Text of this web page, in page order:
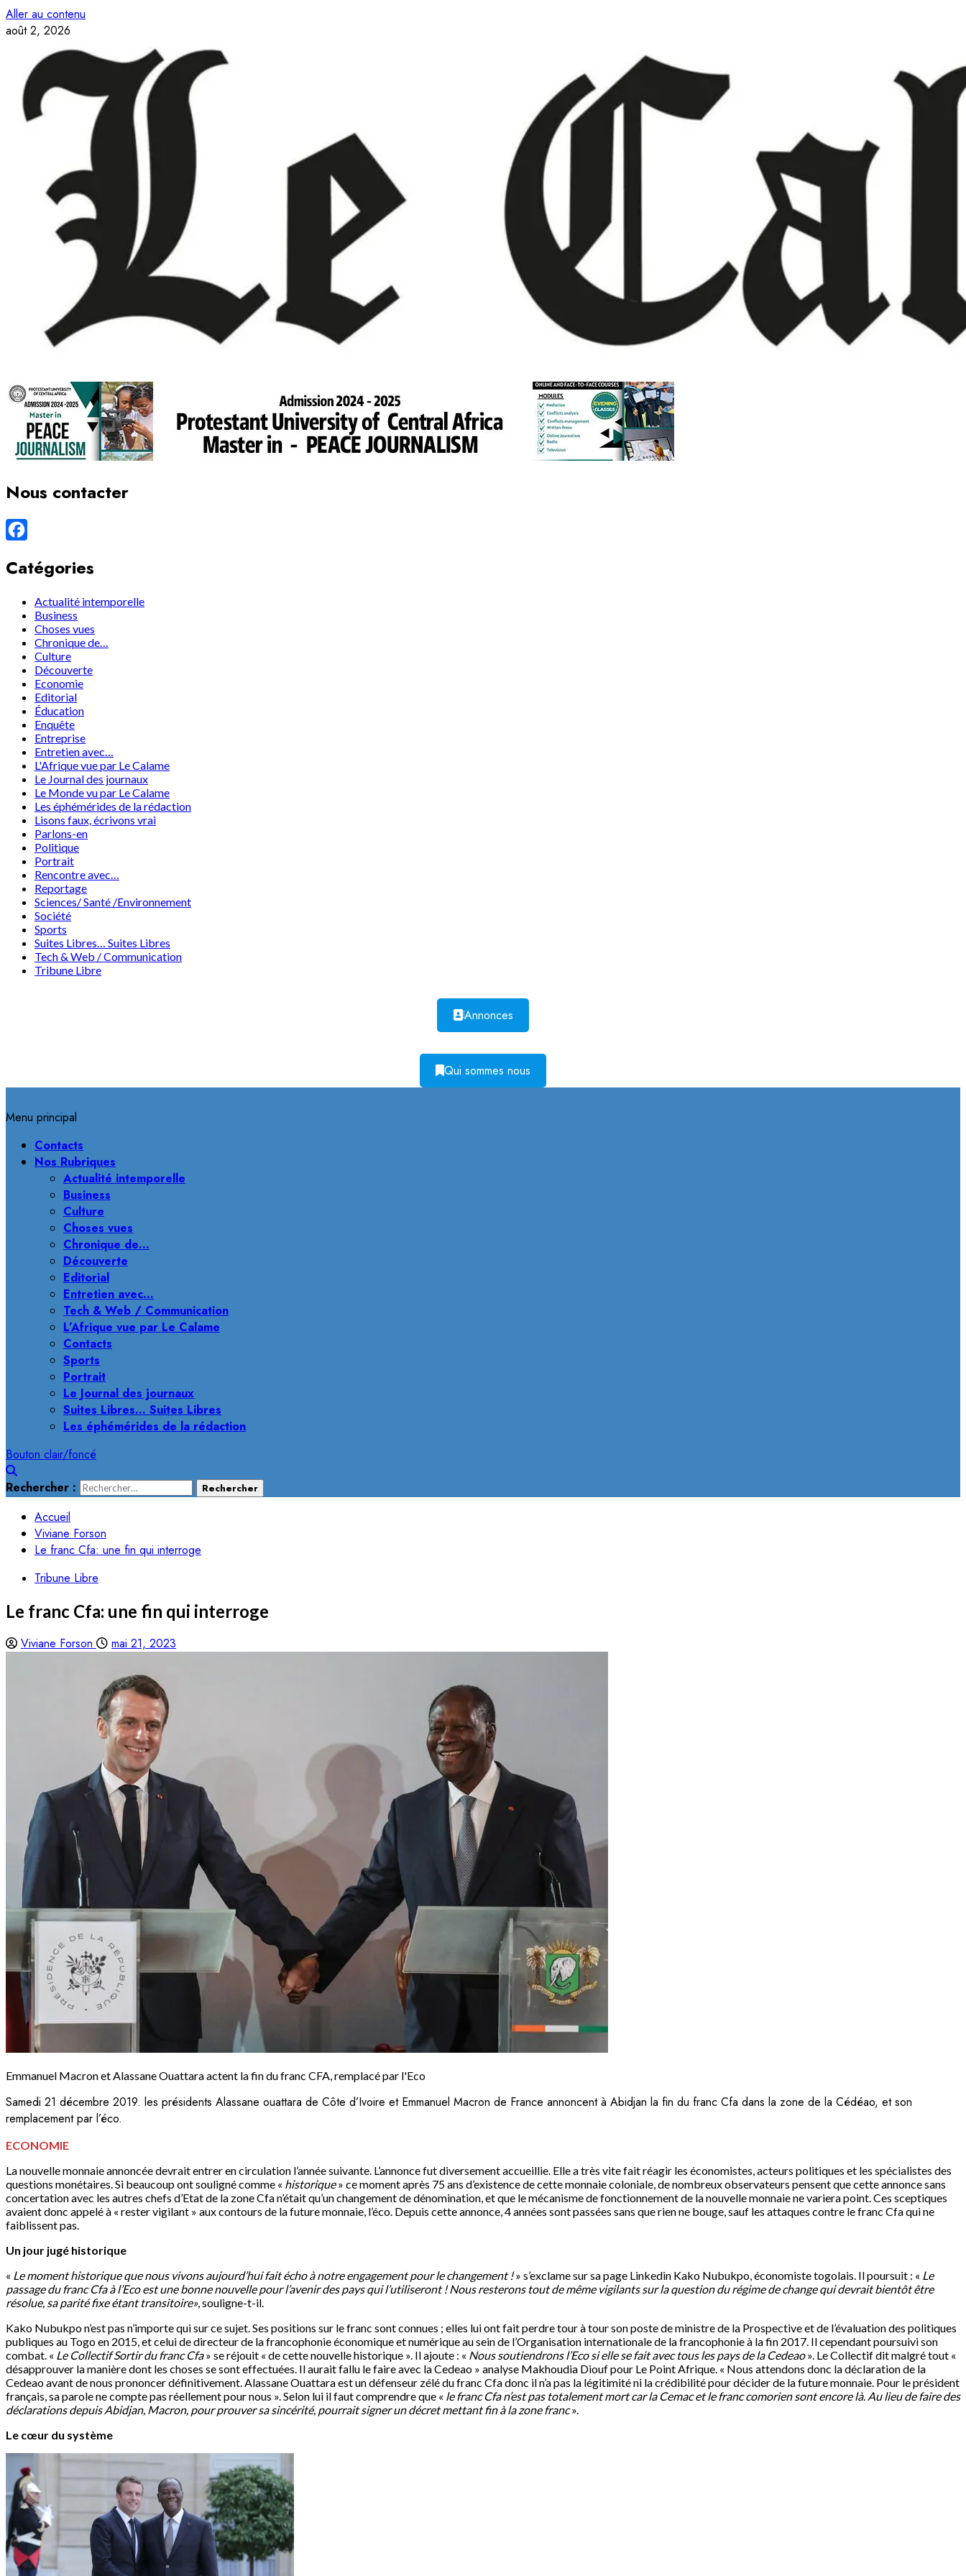
Aller au contenu
août 2, 2026
Nous contacter
Catégories
Actualité intemporelle
Business
Choses vues
Chronique de…
Culture
Découverte
Economie
Editorial
Éducation
Enquête
Entreprise
Entretien avec…
L'Afrique vue par Le Calame
Le Journal des journaux
Le Monde vu par Le Calame
Les éphémérides de la rédaction
Lisons faux, écrivons vrai
Parlons-en
Politique
Portrait
Rencontre avec…
Reportage
Sciences/ Santé /Environnement
Société
Sports
Suites Libres… Suites Libres
Tech & Web / Communication
Tribune Libre
Annonces
Qui sommes nous
Menu principal
Contacts
Nos Rubriques
Actualité intemporelle
Business
Culture
Choses vues
Chronique de…
Découverte
Editorial
Entretien avec…
Tech & Web / Communication
L’Afrique vue par Le Calame
Contacts
Sports
Portrait
Le Journal des journaux
Suites Libres… Suites Libres
Les éphémérides de la rédaction
Bouton clair/foncé
Rechercher :
Accueil
Viviane Forson
Le franc Cfa: une fin qui interroge
Tribune Libre
Le franc Cfa: une fin qui interroge
Viviane Forson mai 21, 2023
Emmanuel Macron et Alassane Ouattara actent la fin du franc CFA, remplacé par l'Eco
Samedi 21 décembre 2019. les présidents Alassane ouattara de Côte d’Ivoire et Emmanuel Macron de France annoncent à Abidjan la fin du franc Cfa dans la zone de la Cédéao, et son
remplacement par l’éco.
ECONOMIE
La nouvelle monnaie annoncée devrait entrer en circulation l’année suivante. L’annonce fut diversement accueillie. Elle a très vite fait réagir les économistes, acteurs politiques et les spécialistes des
questions monétaires. Si beaucoup ont souligné comme « historique» ce moment après 75 ans d’existence de cette monnaie coloniale, de nombreux observateurs pensent que cette annonce sans
concertation avec les autres chefs d’Etat de la zone Cfa n’était qu’un changement de dénomination, et que le mécanisme de fonctionnement de la nouvelle monnaie ne variera point. Ces sceptiques
avaient donc appelé à « rester vigilant » aux contours de la future monnaie, l’éco. Depuis cette annonce, 4 années sont passées sans que rien ne bouge, sauf les attaques contre le franc Cfa qui ne
faiblissent pas.
Un jour jugé historique
« Le moment historique que nous vivons aujourd’hui fait écho à notre engagement pour le changement !» s’exclame sur sa page Linkedin Kako Nubukpo, économiste togolais. Il poursuit : « Le
passage du franc Cfa à l’Eco est une bonne nouvelle pour l’avenir des pays qui l’utiliseront ! Nous resterons tout de même vigilants sur la question du régime de change qui devrait bientôt être
résolue, sa parité fixe étant transitoire», souligne-t-il.
Kako Nubukpo n’est pas n’importe qui sur ce sujet. Ses positions sur le franc sont connues ; elles lui ont fait perdre tour à tour son poste de ministre de la Prospective et de l’évaluation des politiques
publiques au Togo en 2015, et celui de directeur de la francophonie économique et numérique au sein de l’Organisation internationale de la francophonie à la fin 2017. Il cependant poursuivi son
combat. « Le Collectif Sortir du franc Cfa» se réjouit « de cette nouvelle historique ». Il ajoute : « Nous soutiendrons l’Eco si elle se fait avec tous les pays de la Cedeao». Le Collectif dit malgré tout «
désapprouver la manière dont les choses se sont effectuées. Il aurait fallu le faire avec la Cedeao » analyse Makhoudia Diouf pour Le Point Afrique. « Nous attendons donc la déclaration de la
Cedeao avant de nous prononcer définitivement. Alassane Ouattara est un défenseur zélé du franc Cfa donc il n’a pas la légitimité ni la crédibilité pour décider de la future monnaie. Pour le président
français, sa parole ne compte pas réellement pour nous ». Selon lui il faut comprendre que « le franc Cfa n’est pas totalement mort car la Cemac et le franc comorien sont encore là. Au lieu de faire des
déclarations depuis Abidjan, Macron, pour prouver sa sincérité, pourrait signer un décret mettant fin à la zone franc».
Le cœur du système